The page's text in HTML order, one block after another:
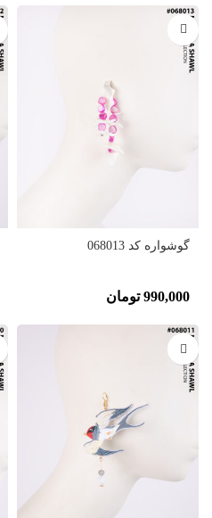
گوشواره کد 068013
990,000 تومان